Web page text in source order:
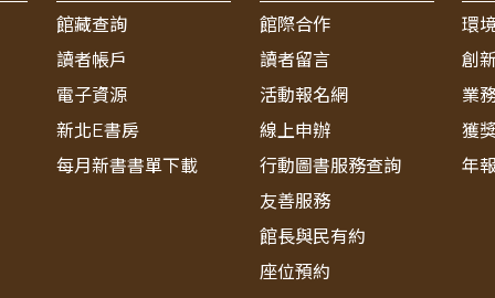
館藏查詢
讀者帳戶
電子資源
新北E書房
每月新書書單下載
館際合作
讀者留言
活動報名網
線上申辦
行動圖書服務查詢
友善服務
館長與民有約
座位預約
環
創
業
獲
年